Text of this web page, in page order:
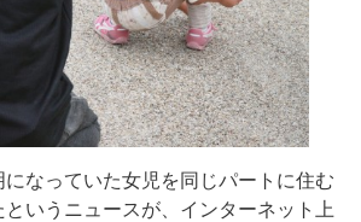
なっていた女児を同じパートに住む
いうニュースが、インターネット上